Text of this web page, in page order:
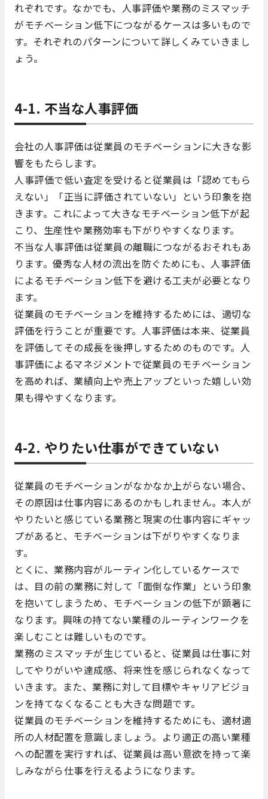
れぞれです。なかでも、人事評価や業務のミスマッチ
がモチベーション低下につながるケースは多いもので
す。それぞれのパターンについて詳しくみていきまし
ょう。
4-1. 不当な人事評価
会社の人事評価は従業員のモチベーションに大きな影
響をもたらします。
人事評価で低い査定を受けると従業員は「認めてもら
えない」「正当に評価されていない」という印象を抱
きます。これによって大きなモチベーション低下が起
こり、生産性や業務効率も下がりやすくなります。
不当な人事評価は従業員の離職につながるおそれもあ
ります。優秀な人材の流出を防ぐためにも、人事評価
によるモチベーション低下を避ける工夫が必要となり
ます。
従業員のモチベーションを維持するためには、適切な
評価を行うことが重要です。人事評価は本来、従業員
を評価してその成長を後押しするためのものです。人
事評価によるマネジメントで従業員のモチベーション
を高めれば、業績向上や売上アップといった嬉しい効
果も得やすくなります。
4-2. やりたい仕事ができていない
従業員のモチベーションがなかなか上がらない場合、
その原因は仕事内容にあるのかもしれません。本人が
やりたいと感じている業務と現実の仕事内容にギャッ
プがあると、モチベーションは下がりやすくなりま
す。
とくに、業務内容がルーティン化しているケースで
は、目の前の業務に対して「面倒な作業」という印象
を抱いてしまうため、モチベーションの低下が顕著に
なります。興味の持てない業種のルーティンワークを
楽しむことは難しいものです。
業務のミスマッチが生じていると、従業員は仕事に対
してやりがいや達成感、将来性を感じられなくなって
いきます。また、業務に対して目標やキャリアビジョ
ンを持てなくなることも大きな問題です。
従業員のモチベーションを維持するためにも、適材適
所の人材配置を意識しましょう。より適正の高い業種
への配置を実行すれば、従業員は高い意欲を持って楽
しみながら仕事を行えるようになります。